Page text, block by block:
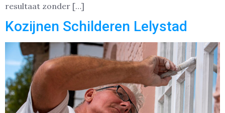
resultaat zonder […]
Kozijnen Schilderen Lelystad